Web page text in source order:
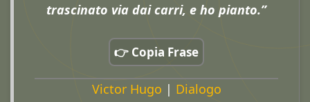
trascinato via dai carri, e ho pianto.”
👉 Copia Frase
Victor Hugo | Dialogo